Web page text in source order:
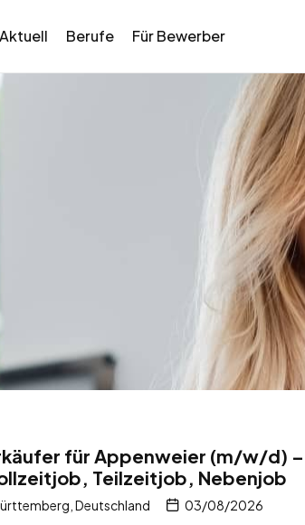
Aktuell Berufe Für Bewerber
für Appenweier (m/w/d) –
Teilzeitjob, Nebenjob
Deutschland 03/08/2026